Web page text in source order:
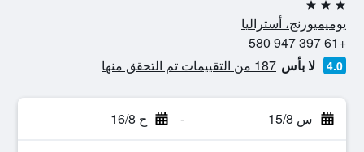
3 نجوم
يوميميورنج، أستراليا
+61 397 947 580
4.0 لا بأس 187 من التقييمات تم التحقق منها
س 15/8 - ح 16/8